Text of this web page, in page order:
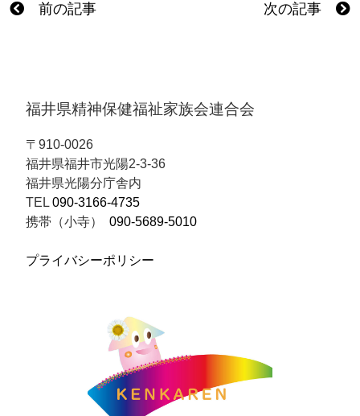
前の記事 次の記事
福井県精神保健福祉家族会連合会
〒910-0026
福井県福井市光陽2-3-36
福井県光陽分庁舎内
TEL 090-3166-4735
携帯（小寺） 090-5689-5010
プライバシーポリシー